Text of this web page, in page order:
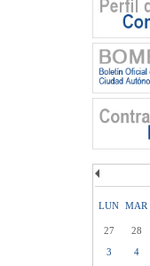
LUN MAR
27 28
3
4